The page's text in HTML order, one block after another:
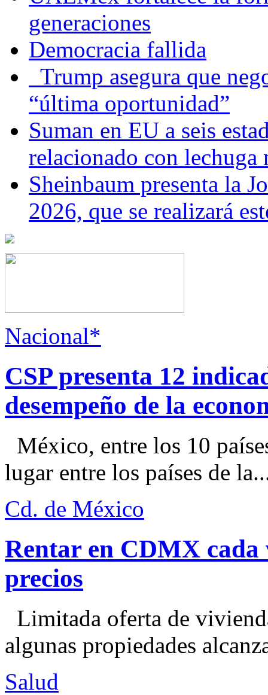
generaciones
Democracia fallida
Trump asegura que
“última oportunidad”
Suman en EU a seis
relacionado con lechuga
Sheinbaum presenta la
2026, que se realizará
Nacional*
CSP presenta 12
desempeño de la
México, entre los 10
lugar entre los países de
Cd. de México
Rentar en CDMX cada
precios
Limitada oferta de
algunas propiedades
Salud